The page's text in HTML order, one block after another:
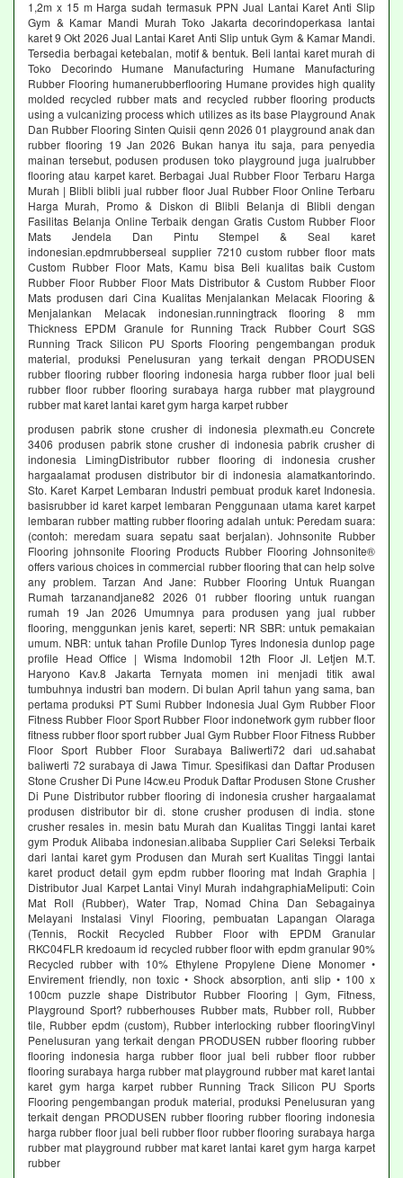
1,2m x 15 m Harga sudah termasuk PPN Jual Lantai Karet Anti Slip
Gym & Kamar Mandi Murah Toko Jakarta decorindoperkasa lantai
karet 9 Okt 2026 Jual Lantai Karet Anti Slip untuk Gym & Kamar Mandi.
Tersedia berbagai ketebalan, motif & bentuk. Beli lantai karet murah di
Toko Decorindo Humane Manufacturing Humane Manufacturing
Rubber Flooring humanerubberflooring Humane provides high quality
molded recycled rubber mats and recycled rubber flooring products
using a vulcanizing process which utilizes as its base Playground Anak
Dan Rubber Flooring Sinten Quisii qenn 2026 01 playground anak dan
rubber flooring 19 Jan 2026 Bukan hanya itu saja, para penyedia
mainan tersebut, podusen produsen toko playground juga jualrubber
flooring atau karpet karet. Berbagai Jual Rubber Floor Terbaru Harga
Murah | Blibli blibli jual rubber floor Jual Rubber Floor Online Terbaru
Harga Murah, Promo & Diskon di Blibli Belanja di Blibli dengan
Fasilitas Belanja Online Terbaik dengan Gratis Custom Rubber Floor
Mats Jendela Dan Pintu Stempel & Seal karet
indonesian.epdmrubberseal supplier 7210 custom rubber floor mats
Custom Rubber Floor Mats, Kamu bisa Beli kualitas baik Custom
Rubber Floor Rubber Floor Mats Distributor & Custom Rubber Floor
Mats produsen dari Cina Kualitas Menjalankan Melacak Flooring &
Menjalankan Melacak indonesian.runningtrack flooring 8 mm
Thickness EPDM Granule for Running Track Rubber Court SGS
Running Track Silicon PU Sports Flooring pengembangan produk
material, produksi Penelusuran yang terkait dengan PRODUSEN
rubber flooring rubber flooring indonesia harga rubber floor jual beli
rubber floor rubber flooring surabaya harga rubber mat playground
rubber mat karet lantai karet gym harga karpet rubber
produsen pabrik stone crusher di indonesia plexmath.eu Concrete
3406 produsen pabrik stone crusher di indonesia pabrik crusher di
indonesia LimingDistributor rubber flooring di indonesia crusher
hargaalamat produsen distributor bir di indonesia alamatkantorindo.
Sto. Karet Karpet Lembaran Industri pembuat produk karet Indonesia.
basisrubber id karet karpet lembaran Penggunaan utama karet karpet
lembaran rubber matting rubber flooring adalah untuk: Peredam suara:
(contoh: meredam suara sepatu saat berjalan). Johnsonite Rubber
Flooring johnsonite Flooring Products Rubber Flooring Johnsonite®
offers various choices in commercial rubber flooring that can help solve
any problem. Tarzan And Jane: Rubber Flooring Untuk Ruangan
Rumah tarzanandjane82 2026 01 rubber flooring untuk ruangan
rumah 19 Jan 2026 Umumnya para produsen yang jual rubber
flooring, menggunkan jenis karet, seperti: NR SBR: untuk pemakaian
umum. NBR: untuk tahan Profile Dunlop Tyres Indonesia dunlop page
profile Head Office | Wisma Indomobil 12th Floor Jl. Letjen M.T.
Haryono Kav.8 Jakarta Ternyata momen ini menjadi titik awal
tumbuhnya industri ban modern. Di bulan April tahun yang sama, ban
pertama produksi PT Sumi Rubber Indonesia Jual Gym Rubber Floor
Fitness Rubber Floor Sport Rubber Floor indonetwork gym rubber floor
fitness rubber floor sport rubber Jual Gym Rubber Floor Fitness Rubber
Floor Sport Rubber Floor Surabaya Baliwerti72 dari ud.sahabat
baliwerti 72 surabaya di Jawa Timur. Spesifikasi dan Daftar Produsen
Stone Crusher Di Pune l4cw.eu Produk Daftar Produsen Stone Crusher
Di Pune Distributor rubber flooring di indonesia crusher hargaalamat
produsen distributor bir di. stone crusher produsen di india. stone
crusher resales in. mesin batu Murah dan Kualitas Tinggi lantai karet
gym Produk Alibaba indonesian.alibaba Supplier Cari Seleksi Terbaik
dari lantai karet gym Produsen dan Murah sert Kualitas Tinggi lantai
karet product detail gym epdm rubber flooring mat Indah Graphia |
Distributor Jual Karpet Lantai Vinyl Murah indahgraphiaMeliputi: Coin
Mat Roll (Rubber), Water Trap, Nomad China Dan Sebagainya
Melayani Instalasi Vinyl Flooring, pembuatan Lapangan Olaraga
(Tennis, Rockit Recycled Rubber Floor with EPDM Granular
RKC04FLR kredoaum id recycled rubber floor with epdm granular 90%
Recycled rubber with 10% Ethylene Propylene Diene Monomer •
Envirement friendly, non toxic • Shock absorption, anti slip • 100 x
100cm puzzle shape Distributor Rubber Flooring | Gym, Fitness,
Playground Sport? rubberhouses Rubber mats, Rubber roll, Rubber
tile, Rubber epdm (custom), Rubber interlocking rubber flooringVinyl
Penelusuran yang terkait dengan PRODUSEN rubber flooring rubber
flooring indonesia harga rubber floor jual beli rubber floor rubber
flooring surabaya harga rubber mat playground rubber mat karet lantai
karet gym harga karpet rubber Running Track Silicon PU Sports
Flooring pengembangan produk material, produksi Penelusuran yang
terkait dengan PRODUSEN rubber flooring rubber flooring indonesia
harga rubber floor jual beli rubber floor rubber flooring surabaya harga
rubber mat playground rubber mat karet lantai karet gym harga karpet
rubber